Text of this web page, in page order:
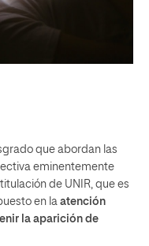
que abordan las
eminentemente
de UNIR, que es
en la atención
la aparición de